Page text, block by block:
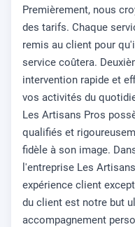
Premièrement, nous
des tarifs. Chaque
remis au client pour
service coûtera.
intervention rapide et
vos activités du
Les Artisans Pros
qualifiés et
fidèle à son image.
l'entreprise Les
expérience client
du client est notre but
accompagnement